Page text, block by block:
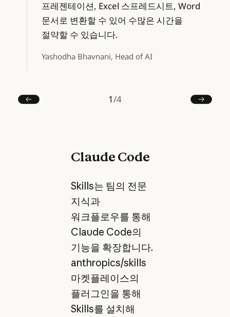
프레젠테이션, Excel 스프레드시트, Word
문서로 변환할 수 있어 수많은 시간을
절약할 수 있습니다.
Yashodha Bhavnani, Head of AI
이전
1/4
다음
Claude Code
Skills는 팀의 전문
지식과
워크플로우를 통해
Claude Code의
기능을 확장합니다.
anthropics/skills
마켓플레이스의
플러그인을 통해
Skills를 설치해